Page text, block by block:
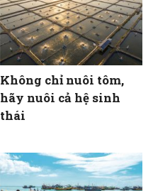
Không chỉ nuôi tôm,
hãy nuôi cả hệ sinh
thái